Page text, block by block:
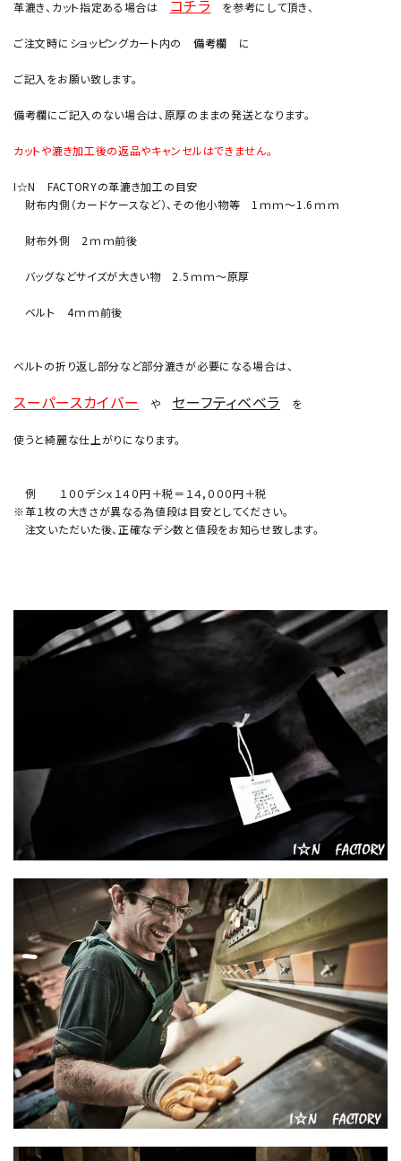
革漉き、カット指定ある場合は コチラ を参考にして頂き、
ご注文時にショッピングカート内の 備考欄 に
ご記入をお願い致します。
備考欄にご記入のない場合は、原厚のままの発送となります。
カットや漉き加工後の返品やキャンセルはできません。
I☆N FACTORYの革漉き加工の目安
財布内側（カードケースなど）、その他小物等 1ｍｍ～1.6ｍｍ
財布外側 2ｍｍ前後
バッグなどサイズが大きい物 2.5ｍｍ～原厚
ベルト 4ｍｍ前後
ベルトの折り返し部分など部分漉きが必要になる場合は、
スーパースカイバー や セーフティベベラ を
使うと綺麗な仕上がりになります。
例 １００デシｘ１４０円＋税＝１４,０００円＋税
※革１枚の大きさが異なる為値段は目安としてください。
注文いただいた後、正確なデシ数と値段をお知らせ致します。